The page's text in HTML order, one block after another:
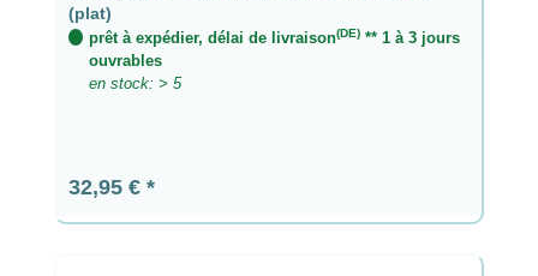
(plat)
prêt à expédier, délai de livraison(DE)** 1 à 3 jours
ouvrables
en stock: > 5
Prix régulier :
32,95 €